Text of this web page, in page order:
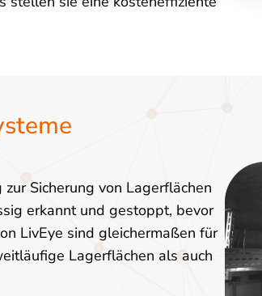
Sicherung von Lagerflächen
erkannt und gestoppt, bevor
LivEye sind gleichermaßen für
Lagerflächen als auch